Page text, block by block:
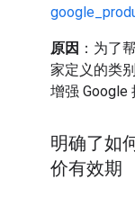
原因 ：为了
家定义的类
增强 Google
明确了如
价有效期